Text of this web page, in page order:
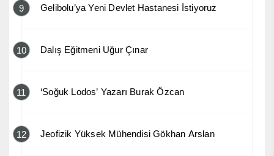
9 Gelibolu’ya Yeni Devlet Hastanesi İstiyoruz
10 Dalış Eğitmeni Uğur Çınar
11 ‘Soğuk Lodos’ Yazarı Burak Özcan
12 Jeofizik Yüksek Mühendisi Gökhan Arslan